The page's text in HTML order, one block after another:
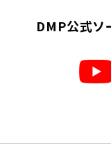
DMP公式ソ